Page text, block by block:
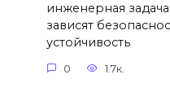
инженерная
зависят
устойчивость
0 1.7к.